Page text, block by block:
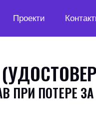
Проекти
ПРИ ПОТЕРЕ